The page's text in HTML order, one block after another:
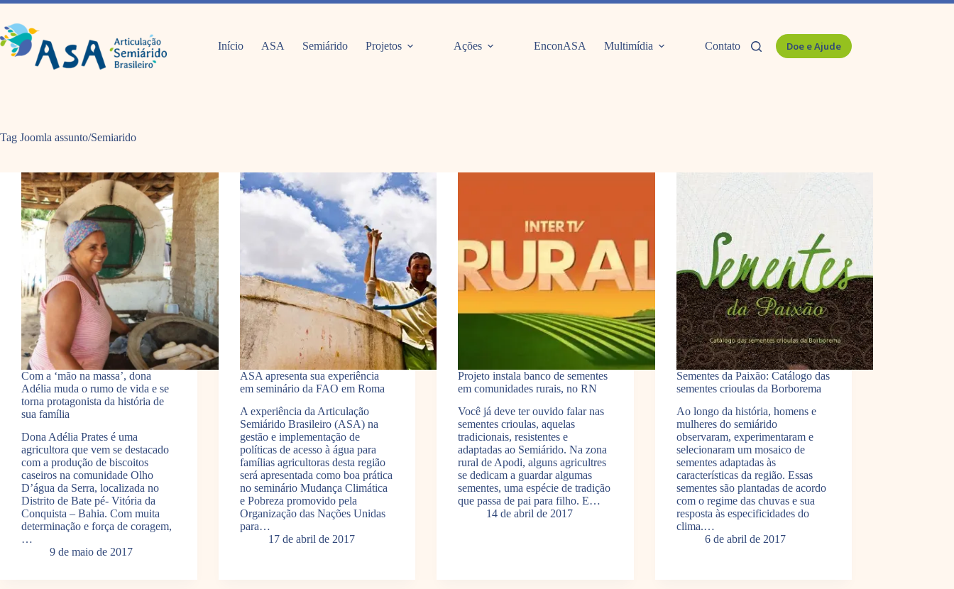
Pular
o
conteúdo
Início ASA Semiárido Projetos Ações EnconASA Multimídia Contato Doe e Ajude
Tag Joomla assunto/Semiarido
Com a ‘mão na massa’, dona
Adélia muda o rumo de vida e se
torna protagonista da história de
sua família
Dona Adélia Prates é uma
agricultora que vem se destacado
com a produção de biscoitos
caseiros na comunidade Olho
D’água da Serra, localizada no
Distrito de Bate pé- Vitória da
Conquista – Bahia. Com muita
determinação e força de coragem,
…
9 de maio de 2017
ASA apresenta sua experiência
em seminário da FAO em Roma
A experiência da Articulação
Semiárido Brasileiro (ASA) na
gestão e implementação de
políticas de acesso à água para
famílias agricultoras desta região
será apresentada como boa prática
no seminário Mudança Climática
e Pobreza promovido pela
Organização das Nações Unidas
para…
17 de abril de 2017
Projeto instala banco de sementes
em comunidades rurais, no RN
Você já deve ter ouvido falar nas
sementes crioulas, aquelas
tradicionais, resistentes e
adaptadas ao Semiárido. Na zona
rural de Apodi, alguns agricultres
se dedicam a guardar algumas
sementes, uma espécie de tradição
que passa de pai para filho. E…
14 de abril de 2017
Sementes da Paixão: Catálogo das
sementes crioulas da Borborema
Ao longo da história, homens e
mulheres do semiárido
observaram, experimentaram e
selecionaram um mosaico de
sementes adaptadas às
características da região. Essas
sementes são plantadas de acordo
com o regime das chuvas e sua
resposta às especificidades do
clima.…
6 de abril de 2017